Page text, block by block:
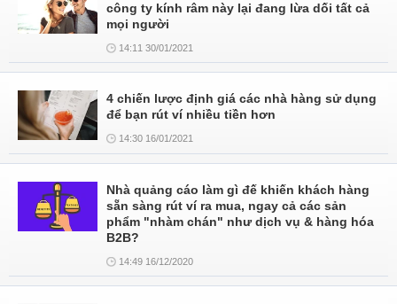
công ty kính râm này lại đang lừa dối tất cả
mọi người
14:11 30/01/2021
4 chiến lược định giá các nhà hàng sử dụng
để bạn rút ví nhiều tiền hơn
14:30 16/01/2021
Nhà quảng cáo làm gì đế khiến khách hàng
sẵn sàng rút ví ra mua, ngay cả các sản
phẩm "nhàm chán" như dịch vụ & hàng hóa
B2B?
14:49 16/12/2020